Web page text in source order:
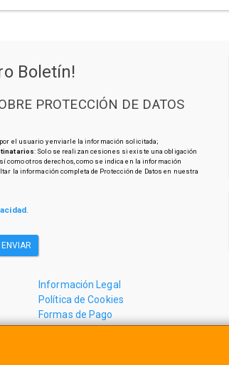
Boletín!
PROTECCIÓN DE DATOS
el usuario y enviarle la información solicitada;
: Solo se realizan cesiones si existe una obligación
como otros derechos, como se indica en la información
la información completa de Protección de Datos en nuestra
.
ENVIAR
Información Legal
Política de Cookies
Formas de Pago